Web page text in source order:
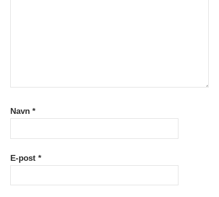
Navn*
E-post*